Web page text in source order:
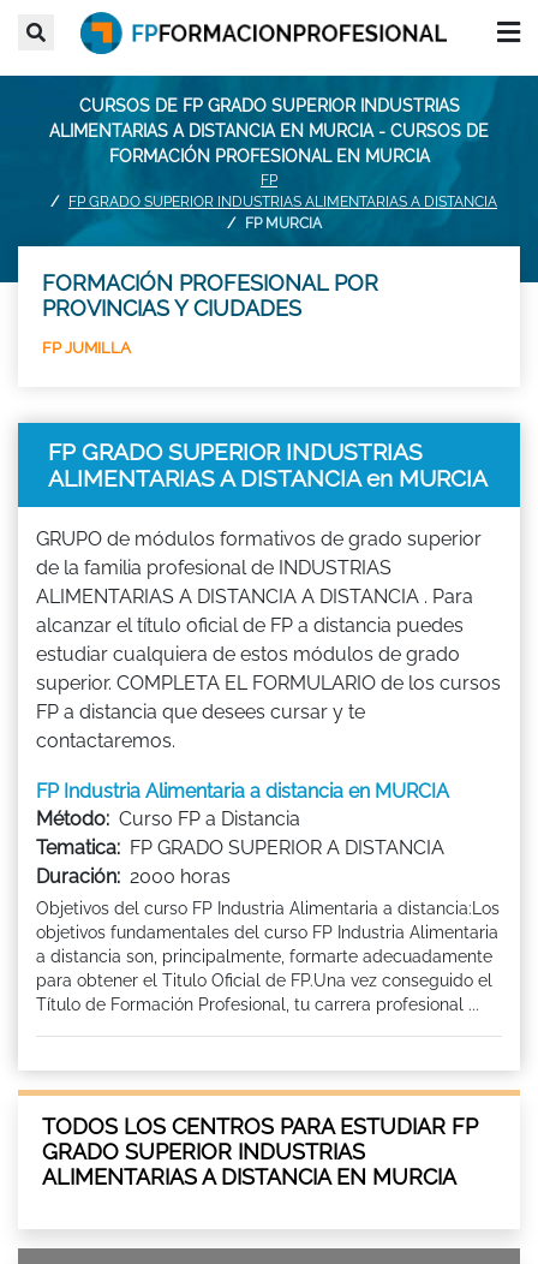
CURSOS DE FP GRADO SUPERIOR INDUSTRIAS
ALIMENTARIAS A DISTANCIA EN MURCIA - CURSOS DE
FORMACIÓN PROFESIONAL EN MURCIA
FP
FP GRADO SUPERIOR INDUSTRIAS ALIMENTARIAS A DISTANCIA
FP MURCIA
FORMACIÓN PROFESIONAL POR
PROVINCIAS Y CIUDADES
FP JUMILLA
FP GRADO SUPERIOR INDUSTRIAS
ALIMENTARIAS A DISTANCIA en MURCIA
GRUPO de módulos formativos de grado superior
de la familia profesional de INDUSTRIAS
ALIMENTARIAS A DISTANCIA A DISTANCIA . Para
alcanzar el título oficial de FP a distancia puedes
estudiar cualquiera de estos módulos de grado
superior. COMPLETA EL FORMULARIO de los cursos
FP a distancia que desees cursar y te
contactaremos.
FP Industria Alimentaria a distancia en MURCIA
Método: Curso FP a Distancia
Tematica: FP GRADO SUPERIOR A DISTANCIA
Duración: 2000 horas
Objetivos del curso FP Industria Alimentaria a distancia:Los
objetivos fundamentales del curso FP Industria Alimentaria
a distancia son, principalmente, formarte adecuadamente
para obtener el Titulo Oficial de FP.Una vez conseguido el
Título de Formación Profesional, tu carrera profesional ...
TODOS LOS CENTROS PARA ESTUDIAR FP
GRADO SUPERIOR INDUSTRIAS
ALIMENTARIAS A DISTANCIA EN MURCIA